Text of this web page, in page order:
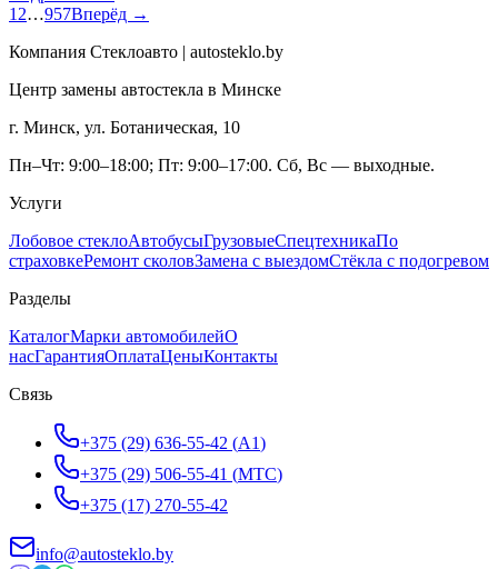
1 2…957Вперёд →
Компания Стеклоавто | autosteklo.by
Центр замены автостекла в Минске
г. Минск, ул. Ботаническая, 10
Пн–Чт: 9:00–18:00; Пт: 9:00–17:00. Сб, Вс — выходные.
Услуги
Лобовое стеклоАвтобусыГрузовыеСпецтехникаПо
страховкеРемонт сколовЗамена с выездомСтёкла с подогревом
Разделы
КаталогМарки автомобилейО
насГарантияОплатаЦеныКонтакты
Связь
+375 (29) 636-55-42 (A1)
+375 (29) 506-55-41 (МТС)
+375 (17) 270-55-42
info@autosteklo.by